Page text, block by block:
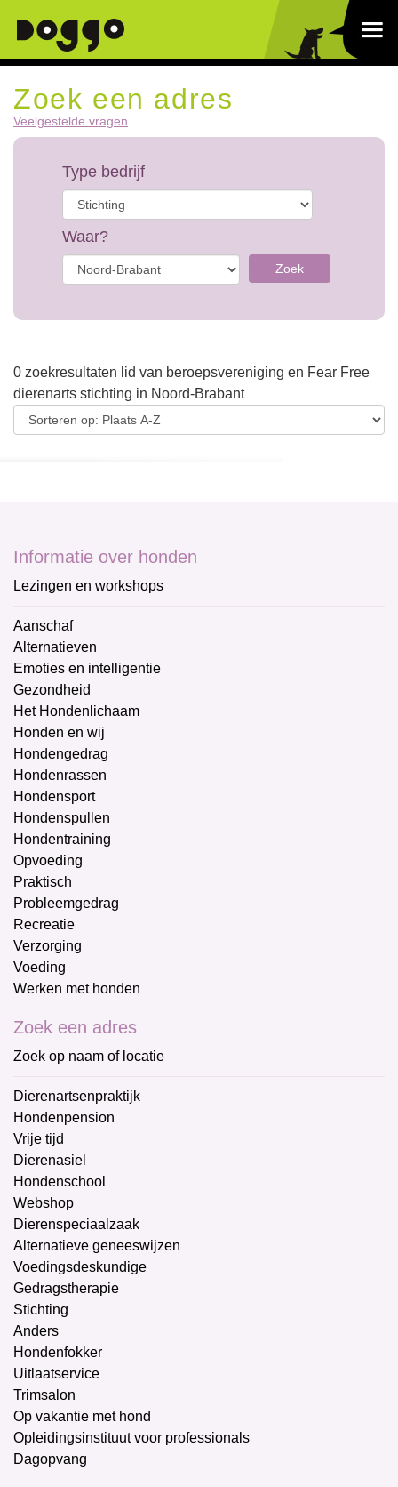
Zoek een adres
Veelgestelde vragen
Type bedrijf
Waar?
Zoek
0 zoekresultaten lid van beroepsvereniging en Fear Free
dierenarts stichting in Noord-Brabant
Informatie over honden
Lezingen en workshops
Aanschaf
Alternatieven
Emoties en intelligentie
Gezondheid
Het Hondenlichaam
Honden en wij
Hondengedrag
Hondenrassen
Hondensport
Hondenspullen
Hondentraining
Opvoeding
Praktisch
Probleemgedrag
Recreatie
Verzorging
Voeding
Werken met honden
Zoek een adres
Zoek op naam of locatie
Dierenartsenpraktijk
Hondenpension
Vrije tijd
Dierenasiel
Hondenschool
Webshop
Dierenspeciaalzaak
Alternatieve geneeswijzen
Voedingsdeskundige
Gedragstherapie
Stichting
Anders
Hondenfokker
Uitlaatservice
Trimsalon
Op vakantie met hond
Opleidingsinstituut voor professionals
Dagopvang